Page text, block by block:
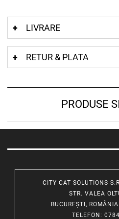
LIVRARE
RETUR & PLATA
PRODUSE
CITY CAT SOLUTIONS
STR. VALEA
BUCUREȘTI,
TELEFON :